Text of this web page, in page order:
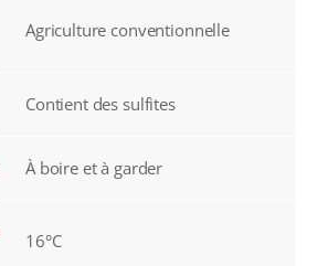
Agriculture conventionnelle
Contient des sulfites
À boire et à garder
16°C